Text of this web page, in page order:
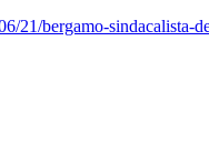
21/bergamo-sindacalista-